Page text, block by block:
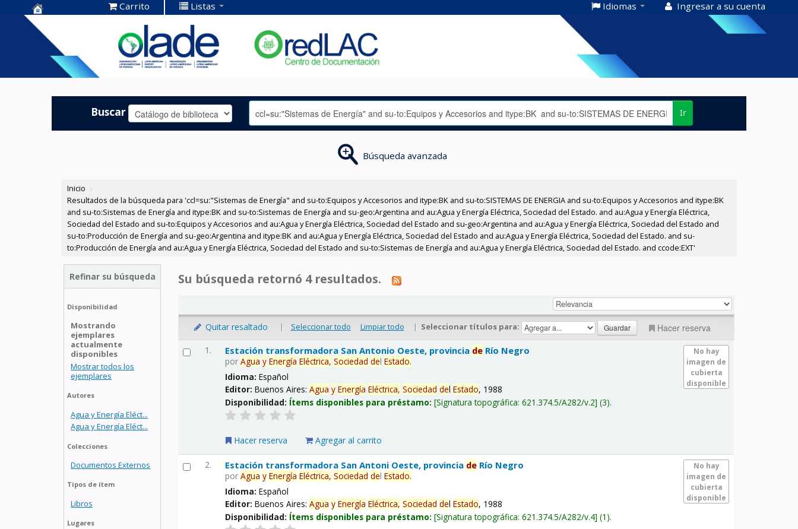
Centro de
Documentación
OLADE -
Carrito Listas Idiomas Ingresar a su cuenta
Buscar Ir
Búsqueda avanzada
Inicio ›
Resultados de la búsqueda para 'ccl=su:"Sistemas de Energía" and su-to:Equipos y Accesorios and itype:BK and su-to:SISTEMAS DE ENERGIA and su-to:Equipos y Accesorios and itype:BK
and su-to:Sistemas de Energía and itype:BK and su-to:Sistemas de Energía and su-geo:Argentina and au:Agua y Energía Eléctrica, Sociedad del Estado. and au:Agua y Energía Eléctrica,
Sociedad del Estado and su-to:Equipos y Accesorios and au:Agua y Energía Eléctrica, Sociedad del Estado and su-geo:Argentina and au:Agua y Energía Eléctrica, Sociedad del Estado and
su-to:Producción de Energía and su-geo:Argentina and itype:BK and au:Agua y Energía Eléctrica, Sociedad del Estado and au:Agua y Energía Eléctrica, Sociedad del Estado. and su-
to:Producción de Energía and au:Agua y Energía Eléctrica, Sociedad del Estado and su-to:Sistemas de Energía and au:Agua y Energía Eléctrica, Sociedad del Estado. and ccode:EXT'
Refinar su búsqueda
Disponibilidad
Mostrando
ejemplares
actualmente
disponibles
Mostrar todos los
ejemplares
Autores
Agua y Energía Eléct...
Agua y Energía Eléct...
Colecciones
Documentos Externos
Tipos de ítem
Libros
Lugares
Su búsqueda retornó 4 resultados.
Quitar resaltado | Seleccionar todo Limpiar todo | Seleccionar títulos para: Hacer reserva
1.
No hay
imagen de
cubierta
disponible
Estación transformadora San Antonio Oeste, provincia de Río Negro
porAgua y Energía Eléctrica, Sociedad delEstado.
Idioma:Español
Editor:Buenos Aires:Agua y Energía Eléctrica, Sociedad delEstado, 1988
Disponibilidad: Ítems disponibles para préstamo: Signatura topográfica:621.374.5/A282/v.2 (3).
Hacer reserva Agregar al carrito
2.
No hay
imagen de
cubierta
disponible
Estación transformadora San Antoni Oeste, provincia de Río Negro
porAgua y Energía Eléctrica, Sociedad delEstado.
Idioma:Español
Editor:Buenos Aires:Agua y Energía Eléctrica, Sociedad delEstado, 1988
Disponibilidad: Ítems disponibles para préstamo: Signatura topográfica:621.374.5/A282/v.4 (1).